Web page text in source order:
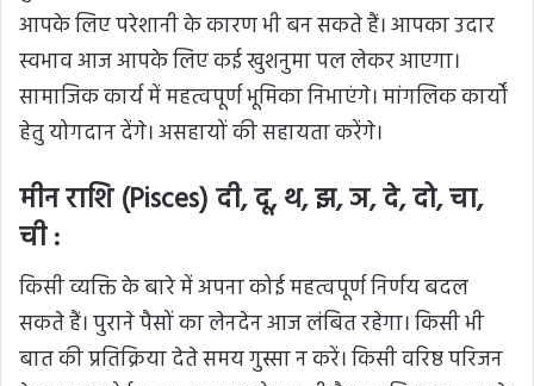
आपके लिए परेशानी के कारण भी बन सकते हैं। आपका उदार
स्वभाव आज आपके लिए कई खुशनुमा पल लेकर आएगा।
सामाजिक कार्य में महत्वपूर्ण भूमिका निभाएंगे। मांगलिक कार्यों
हेतु योगदान देंगे। असहायों की सहायता करेंगे।
मीन राशि (Pisces) दी, दू, थ, झ, ञ, दे, दो, चा,
ची :
किसी व्यक्ति के बारे में अपना कोई महत्वपूर्ण निर्णय बदल
सकते हैं। पुराने पैसों का लेनदेन आज लंबित रहेगा। किसी भी
बात की प्रतिक्रिया देते समय गुस्सा न करें। किसी वरिष्ठ परिजन